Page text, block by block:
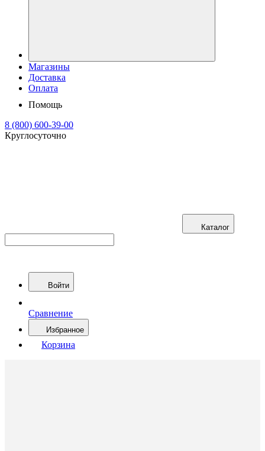
Магазины
Доставка
Оплата
Помощь
8 (800) 600-39-00
Круглосуточно
Каталог
Войти
Сравнение
Избранное
Корзина